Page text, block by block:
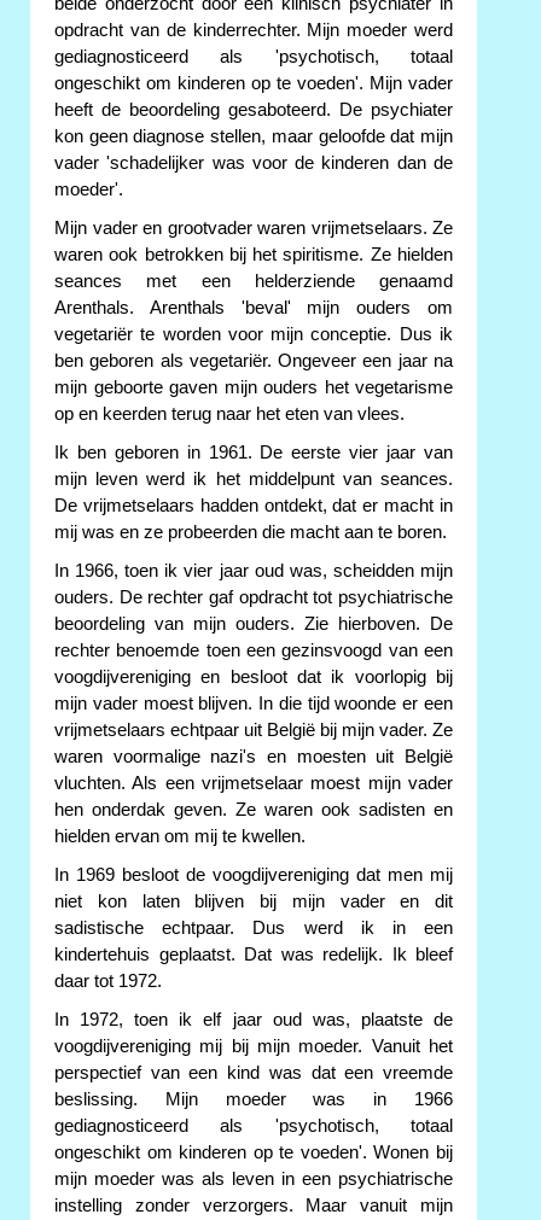
opdracht van de kinderrechter. Mijn moeder werd
gediagnosticeerd als 'psychotisch, totaal
ongeschikt om kinderen op te voeden'. Mijn vader
heeft de beoordeling gesaboteerd. De psychiater
kon geen diagnose stellen, maar geloofde dat mijn
vader 'schadelijker was voor de kinderen dan de
moeder'.
Mijn vader en grootvader waren vrijmetselaars. Ze
waren ook betrokken bij het spiritisme. Ze hielden
seances met een helderziende genaamd
Arenthals. Arenthals 'beval' mijn ouders om
vegetariër te worden voor mijn conceptie. Dus ik
ben geboren als vegetariër. Ongeveer een jaar na
mijn geboorte gaven mijn ouders het vegetarisme
op en keerden terug naar het eten van vlees.
Ik ben geboren in 1961. De eerste vier jaar van
mijn leven werd ik het middelpunt van seances.
De vrijmetselaars hadden ontdekt, dat er macht in
mij was en ze probeerden die macht aan te boren.
In 1966, toen ik vier jaar oud was, scheidden mijn
ouders. De rechter gaf opdracht tot psychiatrische
beoordeling van mijn ouders. Zie hierboven. De
rechter benoemde toen een gezinsvoogd van een
voogdijvereniging en besloot dat ik voorlopig bij
mijn vader moest blijven. In die tijd woonde er een
vrijmetselaars echtpaar uit België bij mijn vader. Ze
waren voormalige nazi's en moesten uit België
vluchten. Als een vrijmetselaar moest mijn vader
hen onderdak geven. Ze waren ook sadisten en
hielden ervan om mij te kwellen.
In 1969 besloot de voogdijvereniging dat men mij
niet kon laten blijven bij mijn vader en dit
sadistische echtpaar. Dus werd ik in een
kindertehuis geplaatst. Dat was redelijk. Ik bleef
daar tot 1972.
In 1972, toen ik elf jaar oud was, plaatste de
voogdijvereniging mij bij mijn moeder. Vanuit het
perspectief van een kind was dat een vreemde
beslissing. Mijn moeder was in 1966
gediagnosticeerd als 'psychotisch, totaal
ongeschikt om kinderen op te voeden'. Wonen bij
mijn moeder was als leven in een psychiatrische
instelling zonder verzorgers. Maar vanuit mijn